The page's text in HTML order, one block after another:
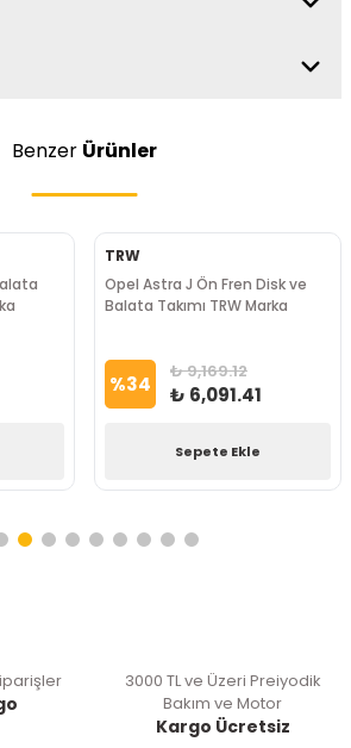
Benzer Ürünler
GM
Opel Astra J 1.3 Fren Vakum
Kabı GM Marka
%19 ₺ 4,500.00
₺ 3,650.00
Sepete Ekle
3000 TL ve Üzeri Preiyodik
Bakım ve Motor
Kargo Ücretsiz